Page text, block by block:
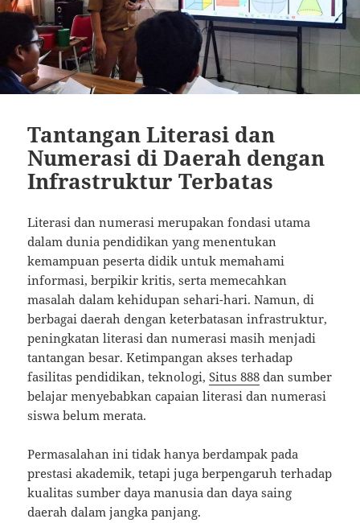
Tantangan Literasi dan
Numerasi di Daerah dengan
Infrastruktur Terbatas
Literasi dan numerasi merupakan fondasi utama
dalam dunia pendidikan yang menentukan
kemampuan peserta didik untuk memahami
informasi, berpikir kritis, serta memecahkan
masalah dalam kehidupan sehari-hari. Namun, di
berbagai daerah dengan keterbatasan infrastruktur,
peningkatan literasi dan numerasi masih menjadi
tantangan besar. Ketimpangan akses terhadap
fasilitas pendidikan, teknologi,Situs 888 dan sumber
belajar menyebabkan capaian literasi dan numerasi
siswa belum merata.
Permasalahan ini tidak hanya berdampak pada
prestasi akademik, tetapi juga berpengaruh terhadap
kualitas sumber daya manusia dan daya saing
daerah dalam jangka panjang.